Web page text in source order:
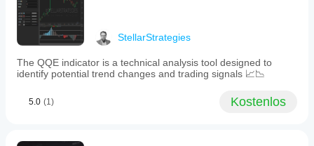
XAUUSD.
It
designed
assist
traders
making
StellarStrategies
The QQE indicator is a technical analysis tool designed to
identify potential trend changes and trading signals 📈📉
5.0 (1) Kostenlos